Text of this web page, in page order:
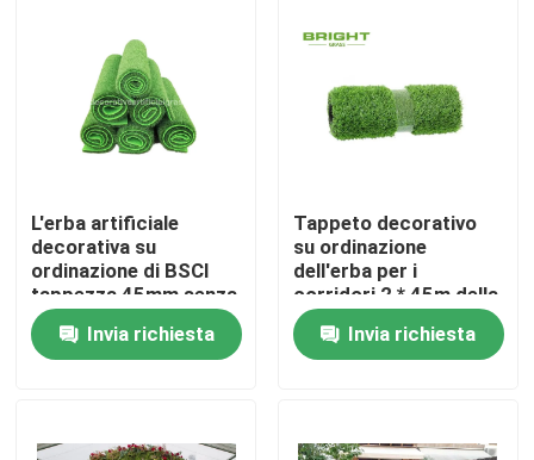
Controllo di qualità
Contattaci
Casi
Richiedi un preventivo
L'erba artificiale
decorativa su
ordinazione di BSCI
tappezza 45mm senza
appoggiare 100cm *
100cmInvia richiesta
Tappeto decorativo
su ordinazione
dell'erba per i
corridori 2 * 45m della
Tabella erba del
Faux/della Tabella
Invia richiesta